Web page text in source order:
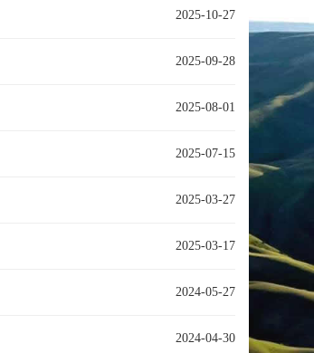
2025-10-27
2025-09-28
2025-08-01
2025-07-15
2025-03-27
2025-03-17
2024-05-27
2024-04-30